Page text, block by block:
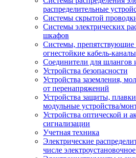
распределительные
Системы скрытой
Системы электрических
шкафов
Системы, препятствующие
огнестойкие кабель-каналы
Соединители для шлангов
Устройства безопасности
Устройства заземления,
от перенапряжений
Устройства защиты,
модульные устройства/
Устройства оптической и
сигнализации
Учетная техника
Электрические
числе